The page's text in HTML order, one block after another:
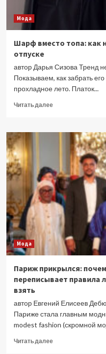
Мода
Шарф вместо топа: как
отпуске
автор Дарья Сизова Тренд
Показываем, как забрать
прохладное лето. Платок...
Читать далееПрочитать
Шарф
носить
его
не
только
отпуске
Мода
Париж прикрылся:
переписывает правила
взять
автор Евгений Елисеев
Париже стала главным
modest fashion (скромной
Читать далееПрочитать